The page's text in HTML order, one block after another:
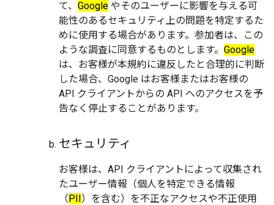
て、 Google やそのユーザーに影響を与える可
能性のあるセキュリティ上の問題を特定するた
めに使用する場合があります。 参加者は、この
ような調査に同意するものとします。 Google
は、お客様が本規約に違反したと合理的に判断
した場合、 Google はお客様またはお客様の
API クライアントからの API へのアクセスを予
告なく停止することがあります。
セキュリティ
お客様は、API クライアントによって収集され
たユーザー情報（個人を特定できる情報
（PII）を含む）を不正なアクセスや不正使用